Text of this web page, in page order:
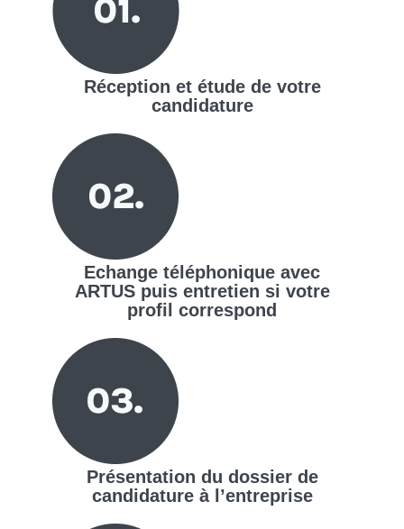
Réception et étude de votre
candidature
Echange téléphonique avec
ARTUS puis entretien si votre
profil correspond
Présentation du dossier de
candidature à l’entreprise